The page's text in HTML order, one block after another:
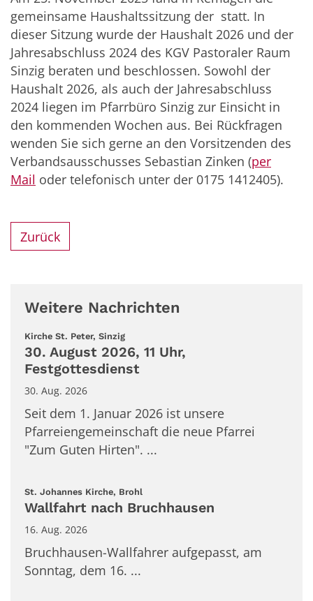
gemeinsame Haushaltssitzung der statt. In
dieser Sitzung wurde der Haushalt 2026 und der
Jahresabschluss 2024 des KGV Pastoraler Raum
Sinzig beraten und beschlossen. Sowohl der
Haushalt 2026, als auch der Jahresabschluss
2024 liegen im Pfarrbüro Sinzig zur Einsicht in
den kommenden Wochen aus. Bei Rückfragen
wenden Sie sich gerne an den Vorsitzenden des
Verbandsausschusses Sebastian Zinken (per
Mail oder telefonisch unter der 0175 1412405).
Zurück
Weitere Nachrichten
Kirche St. Peter, Sinzig:
30. August 2026, 11 Uhr,
Festgottesdienst
30. Aug. 2026
Seit dem 1. Januar 2026 ist unsere
Pfarreiengemeinschaft die neue Pfarrei
"Zum Guten Hirten". ...
St. Johannes Kirche, Brohl
Wallfahrt nach Bruchhausen
16. Aug. 2026
Bruchhausen-Wallfahrer aufgepasst, am
Sonntag, dem 16. ...